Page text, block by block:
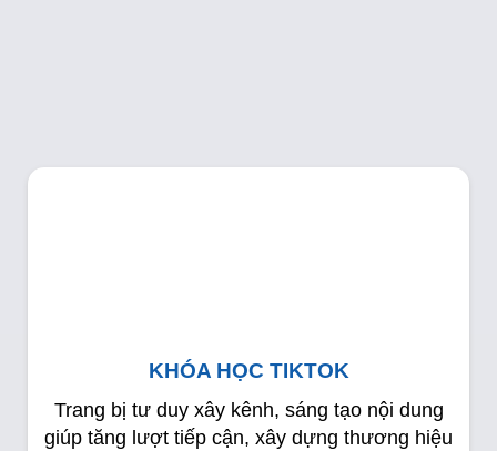
KHÓA HỌC TIKTOK
Trang bị tư duy xây kênh, sáng tạo nội dung
giúp tăng lượt tiếp cận, xây dựng thương hiệu